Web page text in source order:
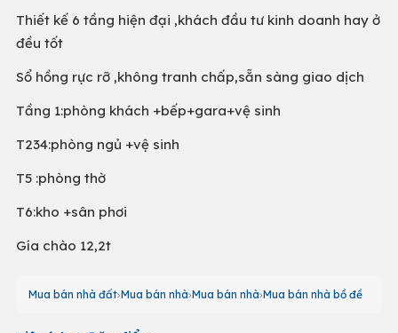
Thiết kế 6 tầng hiện đại ,khách đầu tư kinh doanh hay ở
đều tốt
Sổ hồng rực rỡ ,không tranh chấp,sẵn sàng giao dịch
Tầng 1:phòng khách +bếp+gara+vệ sinh
T234:phòng ngủ +vệ sinh
T5 :phòng thờ
T6:kho +sân phơi
Gía chào 12,2t
Mua bán nhà đất Mua bán nhà Mua bán nhà Mua bán nhà bồ đề